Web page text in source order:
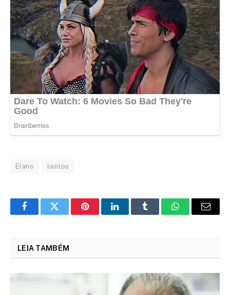
Elano santos
FacebookTwitter PinterestLinkedInTumblr WhatsAppEmail
LEIA TAMBÉM